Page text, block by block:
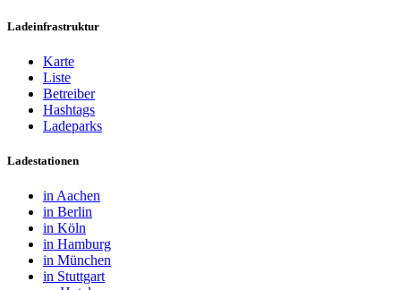
Ladeinfrastruktur
Karte
Liste
Betreiber
Hashtags
Ladeparks
Ladestationen
in Aachen
in Berlin
in Köln
in Hamburg
in München
in Stuttgart